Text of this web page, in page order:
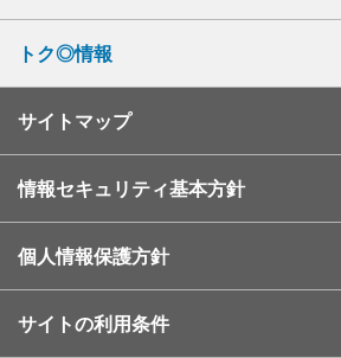
トク◎情報
サイトマップ
情報セキュリティ基本方針
個人情報保護方針
サイトの利用条件